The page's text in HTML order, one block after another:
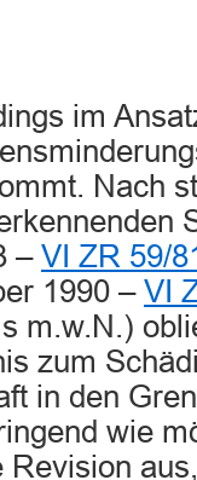
im
Nach
– VI ZR 59/
1990 – VI
m.w.N.)
zum
in den
wie
Revision